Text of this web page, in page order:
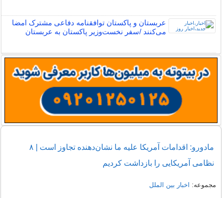
عربستان و پاکستان توافقنامه دفاعی مشترک امضا
می‌کنند /سفر نخست‌وزیر پاکستان به عربستان
مادورو: اقدامات آمریکا علیه ما نشان‌دهنده تجاوز است | ۸
نظامی آمریکایی را بازداشت کردیم
مجموعه: اخبار بین الملل